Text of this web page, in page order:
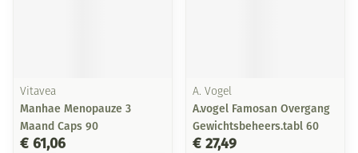
Vitavea
Manhae Menopauze 3
Maand Caps 90
€ 61,06
A. Vogel
A.vogel Famosan Overgang
Gewichtsbeheers.tabl 60
€ 27,49